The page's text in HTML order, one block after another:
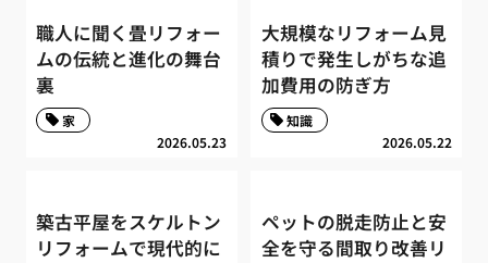
職人に聞く畳リフォー
ムの伝統と進化の舞台
裏
2026.05.23
家
大規模なリフォーム見
積りで発生しがちな追
加費用の防ぎ方
2026.05.22
知識
築古平屋をスケルトン
リフォームで現代的に
ペットの脱走防止と安
全を守る間取り改善リ